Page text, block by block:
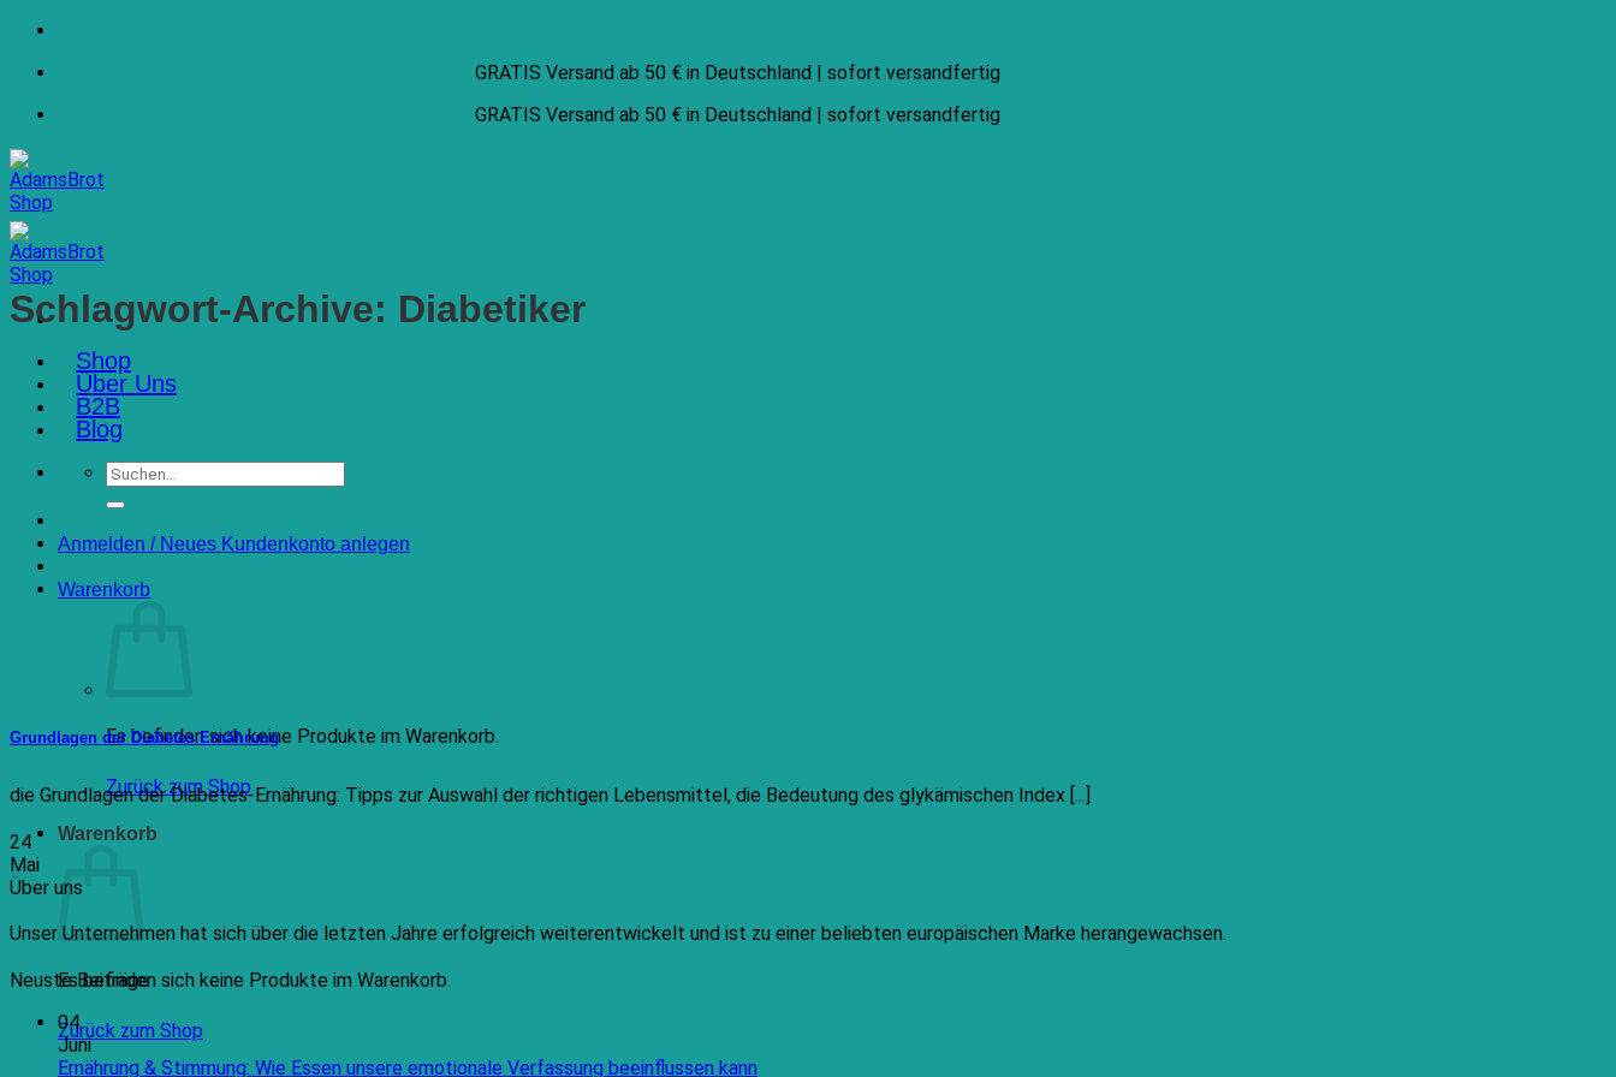
Zum
springen
GRATIS Versand ab 50 € in Deutschland | sofort versandfertig
GRATIS Versand ab 50 € in Deutschland | sofort versandfertig
Shop
Über Uns
B2B
Blog
Suchen
nach:
Anmelden / Neues Kundenkonto anlegen
Warenkorb
Es befinden sich keine Produkte im Warenkorb.
Zurück zum Shop
Warenkorb
Es befinden sich keine Produkte im Warenkorb.
Zurück zum Shop
Schlagwort-Archive: Diabetiker
Grundlagen der Diabetes Ernährung
die Grundlagen der Diabetes-Ernährung: Tipps zur Auswahl der richtigen Lebensmittel, die Bedeutung des glykämischen Index [...]
24
Mai
Über uns
Unser Unternehmen hat sich über die letzten Jahre erfolgreich weiterentwickelt und ist zu einer beliebten europäischen Marke herangewachsen.
Neuste Beiträge
04
Juni
Ernährung & Stimmung: Wie Essen unsere emotionale Verfassung beeinflussen kann